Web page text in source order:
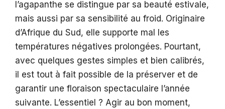
l’agapanthe se distingue par sa beauté estivale,
mais aussi par sa sensibilité au froid. Originaire
d’Afrique du Sud, elle supporte mal les
températures négatives prolongées. Pourtant,
avec quelques gestes simples et bien calibrés,
il est tout à fait possible de la préserver et de
garantir une floraison spectaculaire l’année
suivante. L’essentiel ? Agir au bon moment,